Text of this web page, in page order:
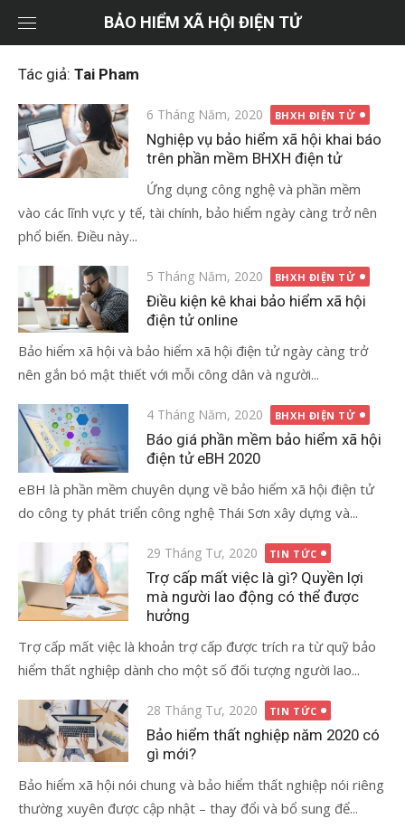
dung
BẢO HIỂM XÃ HỘI ĐIỆN TỬ
Tác giả: Tai Pham
Đăng
vào
6 Tháng Năm, 2020 BHXH ĐIỆN TỬ
Nghiệp vụ bảo hiểm xã hội khai báo
trên phần mềm BHXH điện tử
Ứng dụng công nghệ và phần mềm
vào các lĩnh vực y tế, tài chính, bảo hiểm ngày càng trở nên
phổ biến. Điều này...
Đăng
vào
5 Tháng Năm, 2020 BHXH ĐIỆN TỬ
Điều kiện kê khai bảo hiểm xã hội
điện tử online
Bảo hiểm xã hội và bảo hiểm xã hội điện tử ngày càng trở
nên gắn bó mật thiết với mỗi công dân và người...
Đăng
vào
4 Tháng Năm, 2020 BHXH ĐIỆN TỬ
Báo giá phần mềm bảo hiểm xã hội
điện tử eBH 2020
eBH là phần mềm chuyên dụng về bảo hiểm xã hội điện tử
do công ty phát triển công nghệ Thái Sơn xây dựng và...
Đăng
vào
29 Tháng Tư, 2020 TIN TỨC
Trợ cấp mất việc là gì? Quyền lợi
mà người lao động có thể được
hưởng
Trợ cấp mất việc là khoản trợ cấp được trích ra từ quỹ bảo
hiểm thất nghiệp dành cho một số đối tượng người lao...
Đăng
vào
28 Tháng Tư, 2020 TIN TỨC
Bảo hiểm thất nghiệp năm 2020 có
gì mới?
Bảo hiểm xã hội nói chung và bảo hiểm thất nghiệp nói riêng
thường xuyên được cập nhật – thay đổi và bổ sung để...